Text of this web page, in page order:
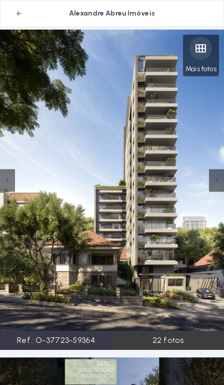
Alexandre Abreu Imóveis
Mais fotos
Ref.:O-37723-59364 22 fotos